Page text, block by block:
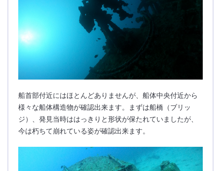
船首部付近にはほとんどありませんが、船体中央付近から
様々な船体構造物が確認出来ます。まずは船橋（ブリッ
ジ）、発見当時ははっきりと形状が保たれていましたが、
今は朽ちて崩れている姿が確認出来ます。